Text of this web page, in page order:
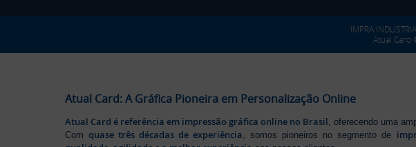
IMPRA
Atual Card
Atual Card: A Gráfica Pioneira em Personalização Online
Atual Card é referência em impressão gráfica online no Brasil, oferecendo uma
Comquase três décadas de experiência, somos pioneiros no segmento de